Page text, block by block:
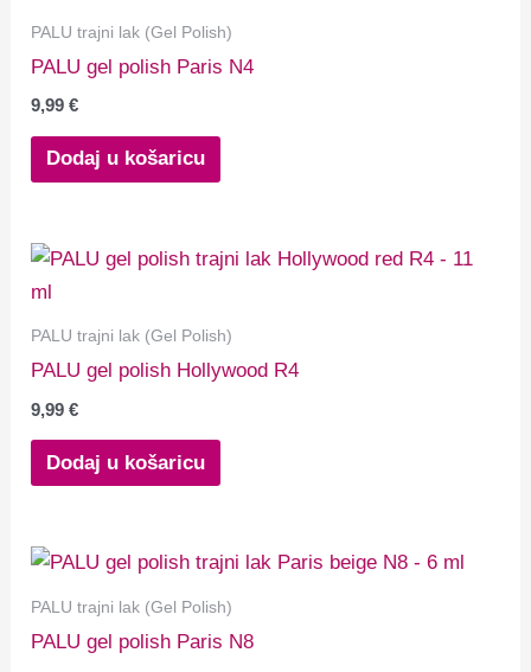
PALU trajni lak (Gel Polish)
PALU gel polish Paris N4
9,99€
Dodaj u košaricu
PALU trajni lak (Gel Polish)
PALU gel polish Hollywood R4
9,99€
Dodaj u košaricu
PALU trajni lak (Gel Polish)
PALU gel polish Paris N8